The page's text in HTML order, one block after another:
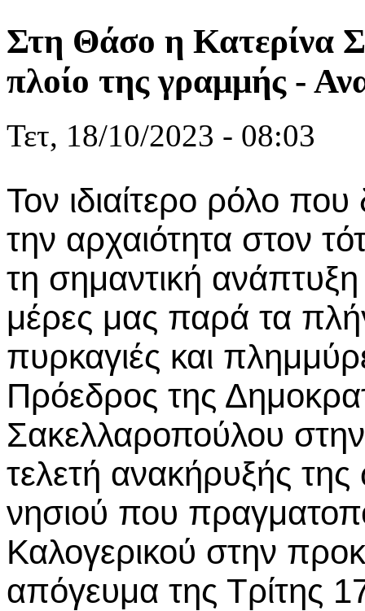
Στη Θάσο η Κατερίνα
πλοίο της γραμμής -
Τετ, 18/10/2023 - 08:03
Τον ιδιαίτερο ρόλο
την αρχαιότητα στον
τη σημαντική
μέρες μας παρά τα
πυρκαγιές και
Πρόεδρος της
Σακελλαροπούλου
τελετή ανακήρυξής
νησιού που
Καλογερικού στην
απόγευμα της Τρίτης